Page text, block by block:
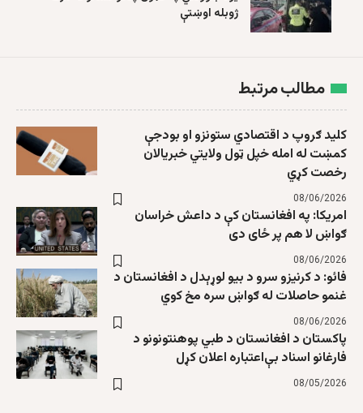
ژوبله اوښتې
مطالب مرتبط
کلید ګروپ د اقتصادي ستونزو او بودجې
کمښت له امله خپل ټول ولایتي خبریالان
رخصت کړي
08/06/2026
امریکا: په افغانستان کې د داعش خراسان
ګواښ لا هم پر ځای دی
08/06/2026
فائو: د کرنیزو سرو د بیو لوړېدل د افغانستان د
غنمو حاصلات له ګواښ سره مخ کوي
08/06/2026
پاکستان د افغانستان د طبي پوهنتونونو د
فارغانو اسناد بې‌اعتباره اعلان کړل
08/05/2026